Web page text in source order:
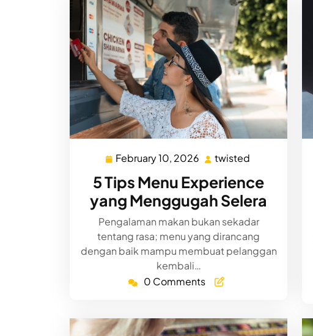
February 10, 2026 February
2026
twisted
5 Tips Menu Experience
yang Menggugah Selera
Pengalaman makan bukan sekadar
tentang rasa; menu yang dirancang
dengan baik mampu membuat pelanggan
kembali…
0 Comments